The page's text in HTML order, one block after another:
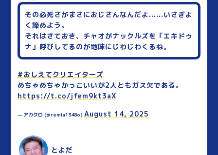
その必死さがまさにおじさんなんだよ......いさぎよ
く諦めよう。
それはさておき、チャオがナックルズを「エキドゥ
ナ」呼びしてるのが地味にじわじわくるね。
#おしえてクリエイターズ
めちゃめちゃかっこいいが2人ともガス欠である。
https://t.co/jfem9kt3aX
— アカクロ (@remia1348o) August 14, 2025
とよだ